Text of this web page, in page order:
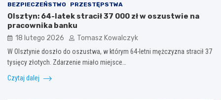
BEZPIECZEŃSTWO PRZESTĘPSTWA
Olsztyn: 64-latek stracił 37 000 zł w oszustwie na
pracownika banku
18 lutego 2026 Tomasz Kowalczyk
W Olsztynie doszło do oszustwa, w którym 64-letni mężczyzna stracił 37
tysięcy złotych. Zdarzenie miało miejsce…
Czytaj dalej